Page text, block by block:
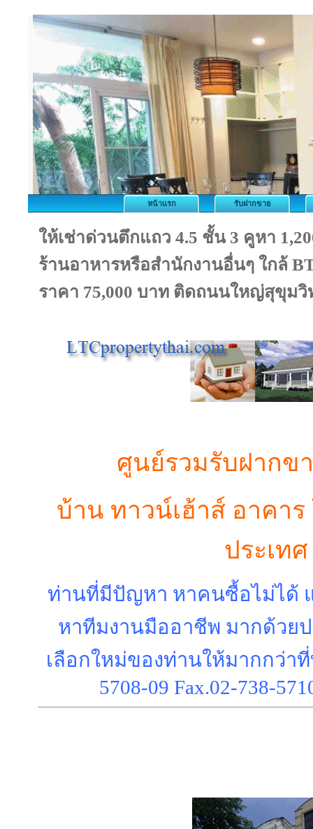
หน้าแรก รับฝากขาย
ให้เช่าด่วนตึกแถว 4.5 ชั้น 3 คูหา
ร้านอาหารหรือสำนักงานอื่นๆ ใกล้
ราคา 75,000 บาท ติดถนนใหญ่สุขุมวิ
ศูนย์รวมรับฝาก
บ้าน ทาวน์เฮ้าส์ อาคา
ประเท
ท่านที่มีปัญหา หาคนซื้อไม่ได้
หาทีมงานมืออาชีพ มากด้วย
เลือกใหม่ของท่านให้มากกว่า
5708-09 Fax.02-738-